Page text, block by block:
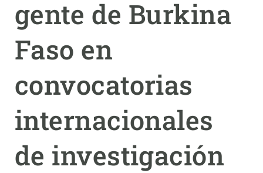
gente de Burkina
Faso en
convocatorias
internacionales
de investigación
CIENCIA EN ACCIÓN
NOTICIAS Y AGENDA